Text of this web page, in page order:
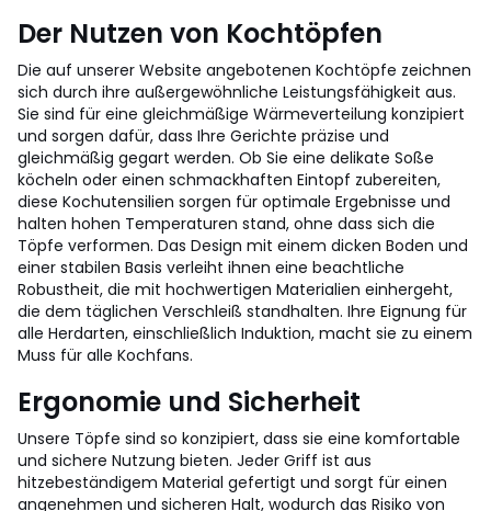
Der Nutzen von Kochtöpfen
Die auf unserer Website angebotenen Kochtöpfe zeichnen
sich durch ihre außergewöhnliche Leistungsfähigkeit aus.
Sie sind für eine gleichmäßige Wärmeverteilung konzipiert
und sorgen dafür, dass Ihre Gerichte präzise und
gleichmäßig gegart werden. Ob Sie eine delikate Soße
köcheln oder einen schmackhaften Eintopf zubereiten,
diese Kochutensilien sorgen für optimale Ergebnisse und
halten hohen Temperaturen stand, ohne dass sich die
Töpfe verformen. Das Design mit einem dicken Boden und
einer stabilen Basis verleiht ihnen eine beachtliche
Robustheit, die mit hochwertigen Materialien einhergeht,
die dem täglichen Verschleiß standhalten. Ihre Eignung für
alle Herdarten, einschließlich Induktion, macht sie zu einem
Muss für alle Kochfans.
Ergonomie und Sicherheit
Unsere Töpfe sind so konzipiert, dass sie eine komfortable
und sichere Nutzung bieten. Jeder Griff ist aus
hitzebeständigem Material gefertigt und sorgt für einen
angenehmen und sicheren Halt, wodurch das Risiko von